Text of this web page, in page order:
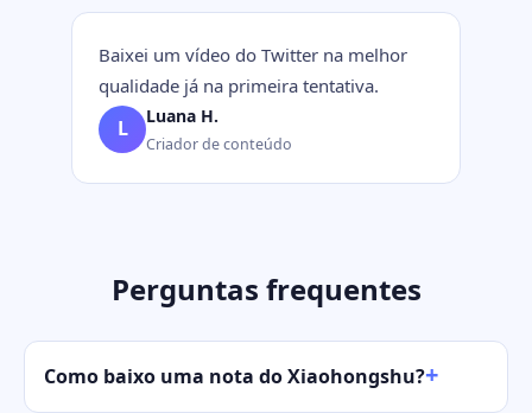
Baixei um vídeo do Twitter na melhor
qualidade já na primeira tentativa.
L Luana H.
Criador de conteúdo
Perguntas frequentes
Como baixo uma nota do Xiaohongshu?